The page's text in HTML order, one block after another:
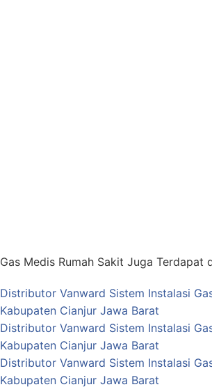
Gas Medis Rumah Sakit Juga Terdapat
Distributor Vanward Sistem Instalasi
Kabupaten Cianjur Jawa Barat
Distributor Vanward Sistem Instalasi
Kabupaten Cianjur Jawa Barat
Distributor Vanward Sistem Instalasi
Kabupaten Cianjur Jawa Barat